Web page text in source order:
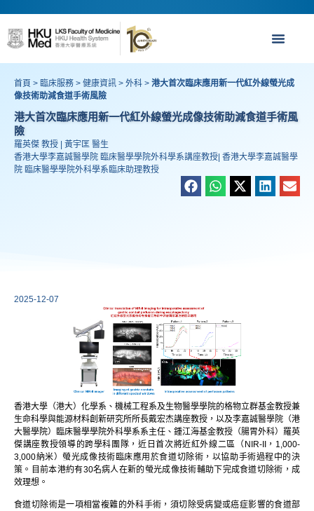
首頁 > 臨床服務 > 健康資訊 > 外科 > 港大首次臨床應用新一代紅外線螢光成
像技術助減食道手術風險
港大首次臨床應用新一代紅外線螢光成像技術助減食道手術風
險
羅英傑 教授 | 黃宇匡 醫生
香港大學李嘉誠醫學院 臨床醫學學院外科學系講座教授| 香港大學李嘉誠醫學
院 臨床醫學學院外科學系臨床助理教授
2025-12-07
香港大學（港大）化學系、機械工程系及生物醫學學院的格物立群基金教授兼
生命科學與能源材料創新研究所所長戴宏杰講座教授，以及李嘉誠醫學院（港
大醫學院）臨床醫學學院外科學系系主任、鍾江海基金教授（腸胃外科）羅英
傑講座教授領導的跨學科團隊，近日首次將近紅外線二區（NIR-II，1,000-
3,000納米）螢光成像技術臨床應用於食道切除術，以協助手術過程中的決
策。目前本港約有30名病人在新的螢光成像技術輔助下完成食道切除術，成
效理想。
食道切除術是一項相當複雜的外科手術，須切除受病變或癌症影響的食道部